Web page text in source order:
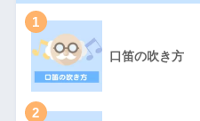
1
口笛の吹き方
2